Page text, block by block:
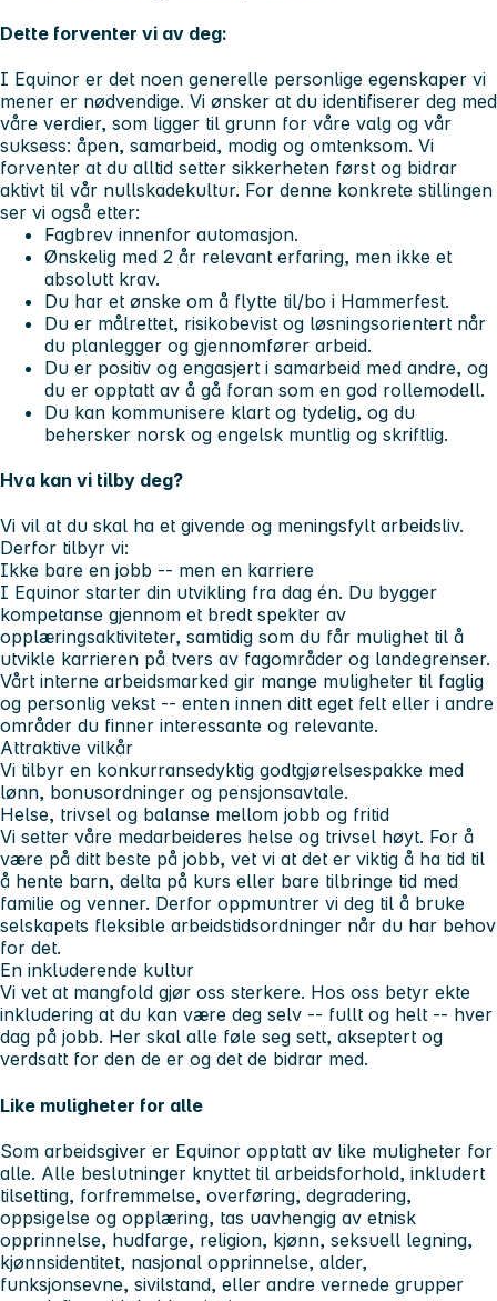
Dette forventer vi av deg:
I Equinor er det noen generelle personlige egenskaper vi
mener er nødvendige. Vi ønsker at du identifiserer deg med
våre verdier, som ligger til grunn for våre valg og vår
suksess: åpen, samarbeid, modig og omtenksom. Vi
forventer at du alltid setter sikkerheten først og bidrar
aktivt til vår nullskadekultur. For denne konkrete stillingen
ser vi også etter:
Fagbrev innenfor automasjon.
Ønskelig med 2 år relevant erfaring, men ikke et
absolutt krav.
Du har et ønske om å flytte til/bo i Hammerfest.
Du er målrettet, risikobevist og løsningsorientert når
du planlegger og gjennomfører arbeid.
Du er positiv og engasjert i samarbeid med andre, og
du er opptatt av å gå foran som en god rollemodell.
Du kan kommunisere klart og tydelig, og du
behersker norsk og engelsk muntlig og skriftlig.
Hva kan vi tilby deg?
Vi vil at du skal ha et givende og meningsfylt arbeidsliv.
Derfor tilbyr vi:
Ikke bare en jobb -- men en karriere
I Equinor starter din utvikling fra dag én. Du bygger
kompetanse gjennom et bredt spekter av
opplæringsaktiviteter, samtidig som du får mulighet til å
utvikle karrieren på tvers av fagområder og landegrenser.
Vårt interne arbeidsmarked gir mange muligheter til faglig
og personlig vekst -- enten innen ditt eget felt eller i andre
områder du finner interessante og relevante.
Attraktive vilkår
Vi tilbyr en konkurransedyktig godtgjørelsespakke med
lønn, bonusordninger og pensjonsavtale.
Helse, trivsel og balanse mellom jobb og fritid
Vi setter våre medarbeideres helse og trivsel høyt. For å
være på ditt beste på jobb, vet vi at det er viktig å ha tid til
å hente barn, delta på kurs eller bare tilbringe tid med
familie og venner. Derfor oppmuntrer vi deg til å bruke
selskapets fleksible arbeidstidsordninger når du har behov
for det.
En inkluderende kultur
Vi vet at mangfold gjør oss sterkere. Hos oss betyr ekte
inkludering at du kan være deg selv -- fullt og helt -- hver
dag på jobb. Her skal alle føle seg sett, akseptert og
verdsatt for den de er og det de bidrar med.
Like muligheter for alle
Som arbeidsgiver er Equinor opptatt av like muligheter for
alle. Alle beslutninger knyttet til arbeidsforhold, inkludert
tilsetting, forfremmelse, overføring, degradering,
oppsigelse og opplæring, tas uavhengig av etnisk
opprinnelse, hudfarge, religion, kjønn, seksuell legning,
kjønnsidentitet, nasjonal opprinnelse, alder,
funksjonsevne, sivilstand, eller andre vernede grupper